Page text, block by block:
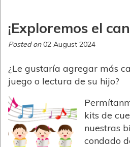
¡Exploremos el
Posted on02 August 2024
¿Le gustaría agregar más
juego o lectura de su hijo?
kits de
nuestras
condado